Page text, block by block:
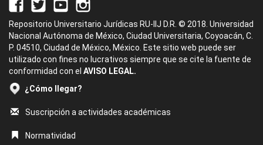
Repositorio Universitario Jurídicas RU-IIJ D.R. © 2018. Universidad
Nacional Autónoma de México, Ciudad Universitaria, Coyoacán, C.
P. 04510, Ciudad de México, México. Este sitio web puede ser
utilizado con fines no lucrativos siempre que se cite la fuente de
conformidad con el AVISO LEGAL.
¿Cómo llegar?
Suscripción a actividades académicas
Normatividad